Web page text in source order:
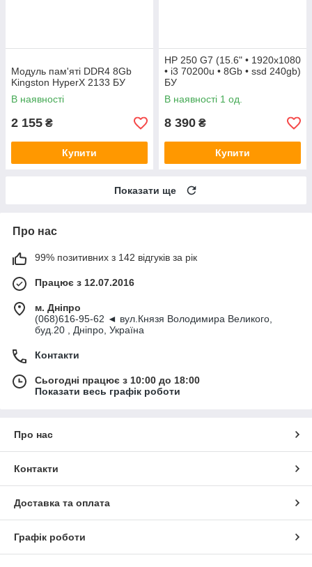
Модуль пам'яті DDR4 8Gb
Kingston HyperX 2133 БУ
В наявності
2 155 ₴
Купити
HP 250 G7 (15.6" • 1920х1080
• i3 70200u • 8Gb • ssd 240gb)
БУ
В наявності 1 од.
8 390 ₴
Купити
Показати ще
Про нас
99% позитивних з 142 відгуків за рік
Працює з 12.07.2016
м. Дніпро
(068)616-95-62 ◄ вул.Князя Володимира Великого,
буд.20 , Дніпро, Україна
Контакти
Сьогодні працює з 10:00 до 18:00
Показати весь графік роботи
Про нас
Контакти
Доставка та оплата
Графік роботи